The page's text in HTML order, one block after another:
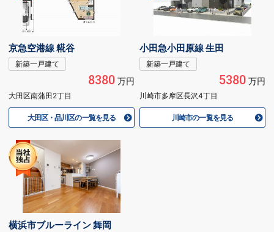
京急空港線 糀谷
新築一戸建て
8380万円
大田区南蒲田2丁目
大田区・品川区の一覧を見る
小田急小田原線 生田
新築一戸建て
5380万円
川崎市多摩区長沢4丁目
川崎市の一覧を見る
横浜市ブルーライン 舞岡